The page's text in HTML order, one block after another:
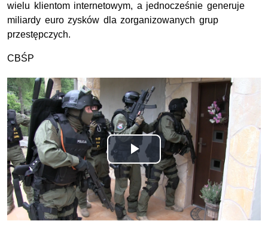
wielu klientom internetowym, a jednocześnie generuje
miliardy euro zysków dla zorganizowanych grup
przestępczych.
CBŚP
Odtwórz
wideo